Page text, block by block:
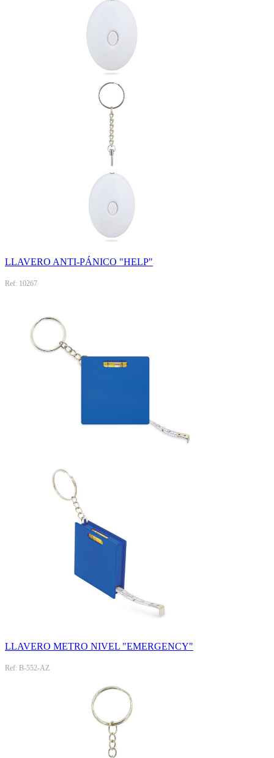
LLAVERO ANTI-PÁNICO "HELP"
Ref: 10267
LLAVERO METRO NIVEL "EMERGENCY"
Ref: B-552-AZ